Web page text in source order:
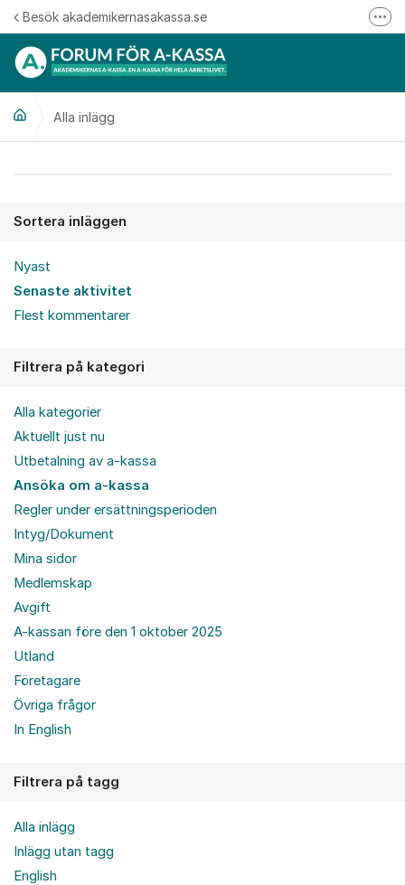
Hoppa till innehåll
Besök akademikernasakassa.se
Alla inlägg
Sortera inläggen
Nyast
Senaste aktivitet
Flest kommentarer
Filtrera på kategori
Alla kategorier
Aktuellt just nu
Utbetalning av a-kassa
Ansöka om a-kassa
Regler under ersättningsperioden
Intyg/Dokument
Mina sidor
Medlemskap
Avgift
A-kassan före den 1 oktober 2025
Utland
Företagare
Övriga frågor
In English
Filtrera på tagg
Alla inlägg
Inlägg utan tagg
English